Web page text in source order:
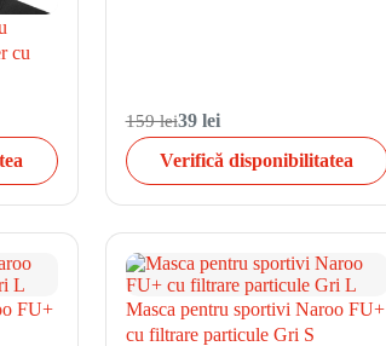
cu
159 lei39 lei
Verifică disponibilitatea
FU+
Masca pentru sportivi Naroo FU+
cu filtrare particule Gri S